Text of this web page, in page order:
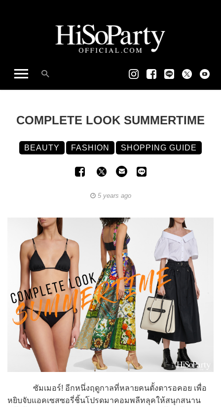
COMPLETE LOOK SUMMERTIME
BEAUTY FASHION SHOPPING GUIDE
5 years ago
ซัมเมอร์! อีกหนึ่งฤดูกาลที่หลายคนตั้งตารอคอย เพื่อ
หยิบจับแอคเซสซอรี่ชิ้นโปรดมาคอมพลีทลุคให้สนุกสนาน